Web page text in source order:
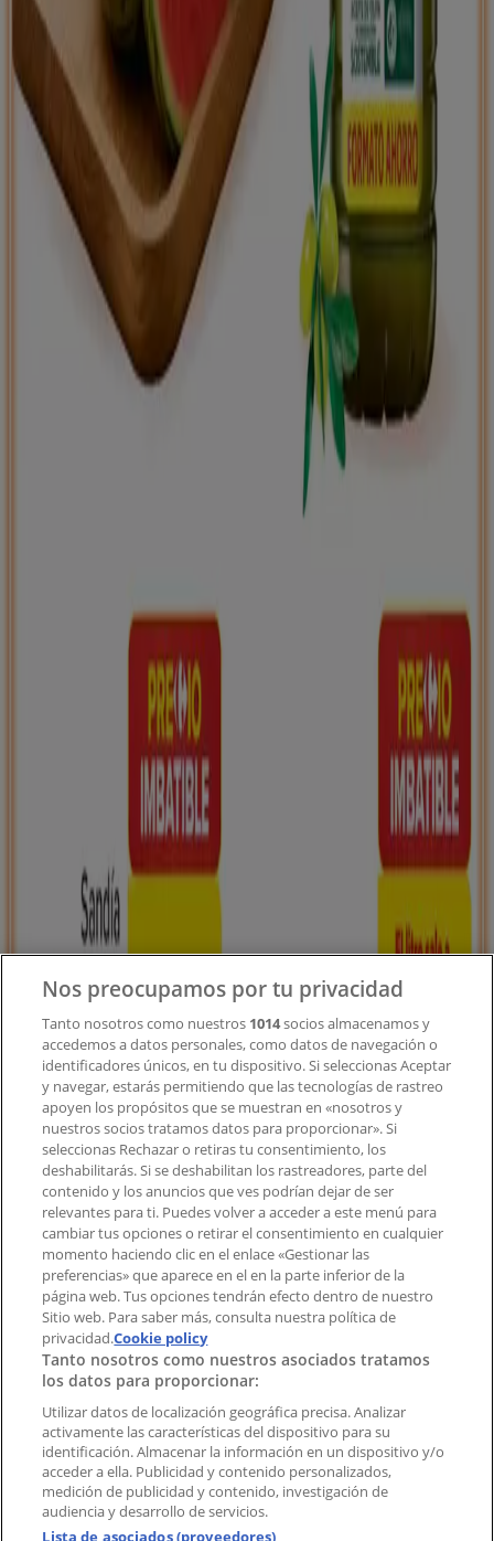
Tiendeo forma parte de Shopfully, la empresa
tecnológica que está reinventando las compras locales
en todo el mundo.
¿Qué hacemos?
Soluciones para empresas
Noticias y prensa
Trabaja con nosotros
Contacto comercial y de marketing
Tienda mal colocada en el mapa
Notificar un folleto
¿Encontraste un problema en la web o en la
aplicación?
Índices
Marcas
Marcas locales
Negocios
Negocios cercanos
Productos
Productos locales
Ciudades
Descargar la APP Tiendeo
Nos preocupamos por tu privacidad
Tanto nosotros como nuestros 1014socios almacenamos y
accedemos a datos personales, como datos de navegación o
identificadores únicos, en tu dispositivo. Si seleccionas Aceptar
y navegar, estarás permitiendo que las tecnologías de rastreo
apoyen los propósitos que se muestran en «nosotros y
nuestros socios tratamos datos para proporcionar». Si
seleccionas Rechazar o retiras tu consentimiento, los
deshabilitarás. Si se deshabilitan los rastreadores, parte del
contenido y los anuncios que ves podrían dejar de ser
relevantes para ti. Puedes volver a acceder a este menú para
cambiar tus opciones o retirar el consentimiento en cualquier
momento haciendo clic en el enlace «Gestionar las
preferencias» que aparece en el en la parte inferior de la
página web. Tus opciones tendrán efecto dentro de nuestro
Sitio web. Para saber más, consulta nuestra política de
privacidad.Cookie policy
Tanto nosotros como nuestros asociados tratamos
los datos para proporcionar:
Utilizar datos de localización geográfica precisa. Analizar
activamente las características del dispositivo para su
identificación. Almacenar la información en un dispositivo y/o
acceder a ella. Publicidad y contenido personalizados,
medición de publicidad y contenido, investigación de
audiencia y desarrollo de servicios.
Lista de asociados (proveedores)